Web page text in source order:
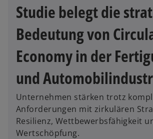
Studie belegt die
Bedeutung von
Economy in der
und
Unternehmen stärken trotz
Anforderungen mit zirkulären
Resilienz, Wettbewerbsfähigkeit
Wertschöpfung.